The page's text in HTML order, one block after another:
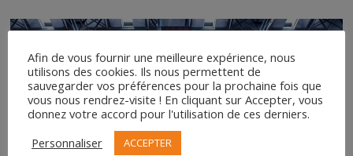
Afin de vous fournir une meilleure expérience, nous
utilisons des cookies. Ils nous permettent de
sauvegarder vos préférences pour la prochaine fois que
vous nous rendrez-visite ! En cliquant sur Accepter, vous
donnez votre accord pour l'utilisation de ces derniers.
Personnaliser
ACCEPTER